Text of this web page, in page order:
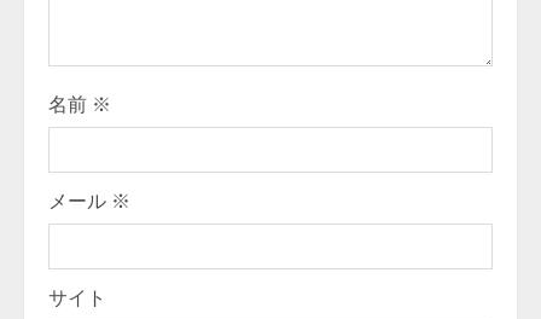
n
g
名前 ※
メール ※
サイト